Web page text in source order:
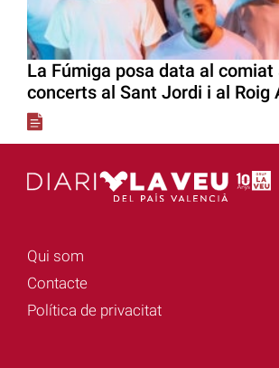
La Fúmiga posa data al comiat
concerts al Sant Jordi i al Roig
Qui som
Contacte
Política de privacitat